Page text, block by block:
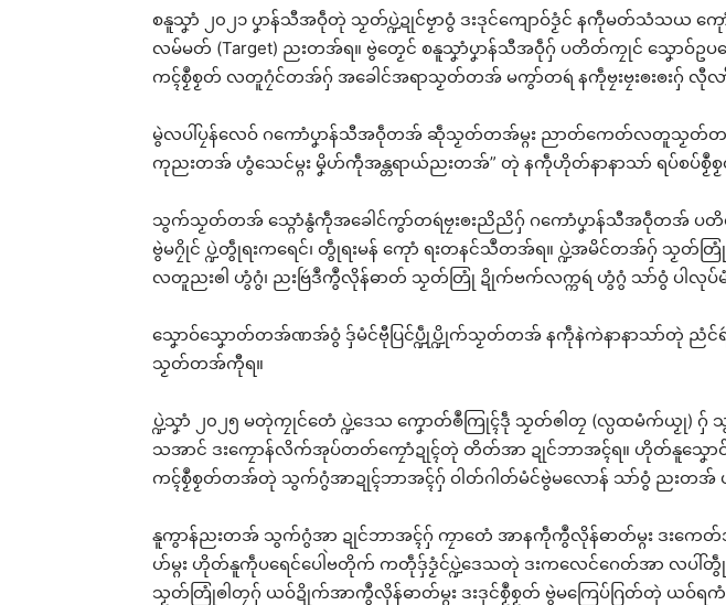
က
Related
ဂၠေင် ပ္ဍဲဒပ်ပၞာန်ဗၟာဖအိုတ်မ္
ဂး ………
July 27, 2026
In "လိက်ပရေၚ်"
ဒက်မဟာ
ဍုင်ဗဳဠာရု
July 9,
In "လိက်
စနူသၞာံ ၂၀၂၁ ပၞာန်သီအဝဵုတုဲ သၟတ်ပ္ဍဲဍုင်ဗၟာဝွံ ဒးဒုင်ကျောဝ်ဒၟံင် နကဵုမတ်သံသယ က
လမ်မတ် (Target) ညးတအ်ရ။ ဗွဲတၟေင် စနူသၞာံပၞာန်သီအဝဵုဂှ် ပတိတ်ကၠုင် သၞောဝ်ဥပ
ကၚ်စၟဳစၟတ် လတူဂၠံင်တအ်ဂှ် အခေါင်အရာသၟတ်တအ် မကွာ်တရဴ နကဵုဗၠးဗၠးၜးၜးဂှ် လီု
မွဲလပါ်ပၠန်လေဝ် ဂကောံပၞာန်သီအဝဵုတအ် ဆဵုသၟတ်တအ်မ္ဂး ညာတ်ကေတ်လတူသၟတ်တ
ကုညးတအ် ဟွံသေင်မ္ဂး မၞိဟ်ကဵုအန္တရာယ်ညးတအ်” တုဲ နကဵုဟိုတ်နာနာသာ် ရပ်စပ်စၟဳ
သွက်သၟတ်တအ် သ္ဂောံနွံကဵုအခေါင်ကွာ်တရဴဗၠးၜးညိညိဂှ် ဂကောံပၞာန်သီအဝဵုတအ် ပ
ဗွဲမဂၠိုင် ပ္ဍဲတွဵုရးကရေင်၊ တွဵုရးမန် ကေုာံ ရးတနင်သဳတအ်ရ။ ပ္ဍဲအမိင်တအ်ဂှ် သၟတ်
လတူညးၜါ ဟွံဂွံ၊ ညးဗြဴဒဳကွဳလိုန်ဓာတ် သၟတ်တြုံ ဍိုက်ဗက်လက္ကရဴ ဟွံဂွံ သာ်ဝွံ ပါလုပ်မံ
သၞောဝ်သၞောတ်တအ်ဏအ်ဝွံ ဒှ်မံင်ဗီုပြင်ပ္ဍဵုပ္ဍိုက်သၟတ်တအ် နကဵုနဲကဲနာနာသာ်တုဲ ညံ
သၟတ်တအ်ကီုရ။
ပ္ဍဲသၞာံ ၂၀၂၅ မတုဲကၠုင်တေံ ပ္ဍဲဒေသ ကၞောတ်ၜဳကြုၚ်ဒဵု သၟတ်ၜါတၠ (လ္ပထမံက်ယၟု)
သအာင် ဒးကၠောန်လိက်အုပ်တတ်ကၠောံဍုၚ်တုဲ တိတ်အာ ဍုင်ဘာအၚ်ရ။ ဟိုတ်နူသၞောဝ်
ကၚ်စၟဳစၟတ်တအ်တုဲ သွက်ဂွံအာဍုၚ်ဘာအၚ်ဂှ် ဝါတ်ဂါတ်မံင်ဗွဲမလောန် သာ်ဝွံ ညးတအ် ဟီု
နူကွာန်ညးတအ် သွက်ဂွံအာ ဍုင်ဘာအၚ်ဂှ် ကၠာတေံ အာနကဵုကွဳလိုန်ဓာတ်မ္ဂး ဒးကေတ်အ
ဟ်မ္ဂး ဟိုတ်နူကဵုပရေင်ပေါဲဗတိုက် ကတဵုဒှ်ဒၟံင်ပ္ဍဲဒေသတုဲ ဒးကလေင်ဂေတ်အာ လပါ်တွဵုရ
သၟတ်တြုံၜါတၠဂှ် ယဝ်ဍိုက်အာကွဳလိုန်ဓာတ်မ္ဂး ဒးဒုင်စၟဳစၟတ် ဗွဲမကြေပ်ဂြတ်တုဲ ယဝ်ရကံဟွံ